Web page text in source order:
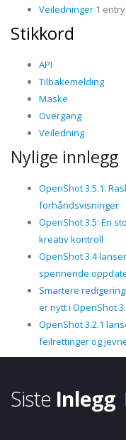
Veiledninger 1 entry
Stikkord
API
Tilbakemelding
Maske
Overgang
Veiledning
Nylige innlegg
OpenShot 3.5.1:
forhåndsvisninger
OpenShot 3.5: En
kreativ kontroll
OpenShot 3.4
spennende
Smartere
er nytt i OpenShot
OpenShot 3.2.1
feilrettinger og
Siste Inlegg